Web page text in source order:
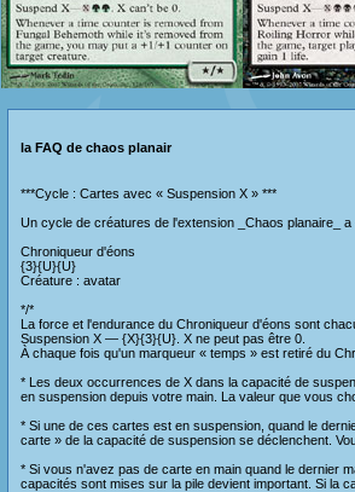
la FAQ de chaos planair
***Cycle : Cartes avec « Suspension X » ***
Un cycle de créatures de l'extension _Chaos planaire_ a
Chroniqueur d'éons
{3}{U}{U}
Créature : avatar
*/*
La force et l'endurance du Chroniqueur d'éons sont
Suspension X — {X}{3}{U}. X ne peut pas être 0.
À chaque fois qu'un marqueur « temps » est retiré du
* Les deux occurrences de X dans la capacité de
en suspension depuis votre main. La valeur que vous
* Si une de ces cartes est en suspension, quand le
carte » de la capacité de suspension se déclenchent.
* Si vous n'avez pas de carte en main quand le dernier
capacités sont mises sur la pile devient important. Si la